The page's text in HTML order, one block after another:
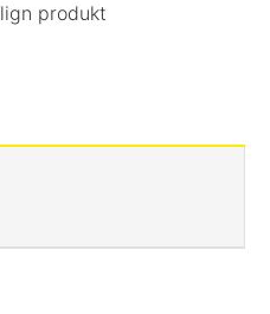
produkt